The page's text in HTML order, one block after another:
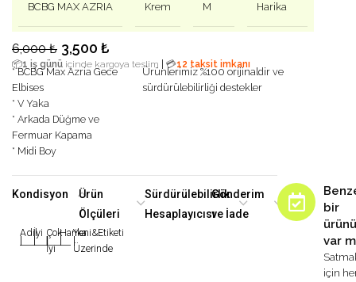
BCBG MAX AZRIA Krem M Harika
6,000₺ 3,500 ₺
📦1 iş günü içinde kargoya teslim 💳12 taksit imkanı
* BCBG Max Azria Gece
Elbises
* V Yaka
* Arkada Düğme ve
Fermuar Kapama
* Midi Boy
Ürünlerimiz %100 orijinaldir ve
sürdürülebilirliği destekler
Kondisyon
Adilİyi
|
Çok
İyi
Harika
|
Yeni&Etiketi
Üzerinde
Ürün
Ölçüleri
Sürdürülebilirlik
Hesaplayıcısı
Gönderim
ve İade
bir
var
için